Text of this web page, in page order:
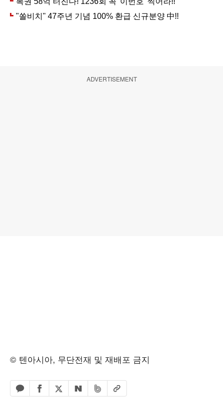
ADVERTISEMENT
© 텐아시아, 무단전재 및 재배포 금지
카카오톡 공유하기
페이스북 공유하기
엑스 공유하기
네이버 공유하기
밴드 공유하기
URL복사